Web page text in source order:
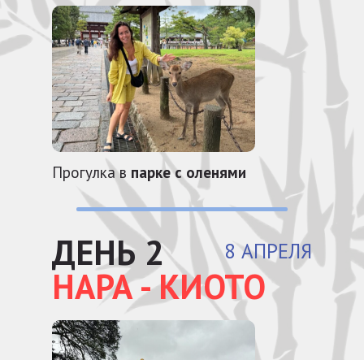
Прогулка в парке с оленями
8 АПРЕЛЯ
ДЕНЬ 2
НАРА - КИОТО